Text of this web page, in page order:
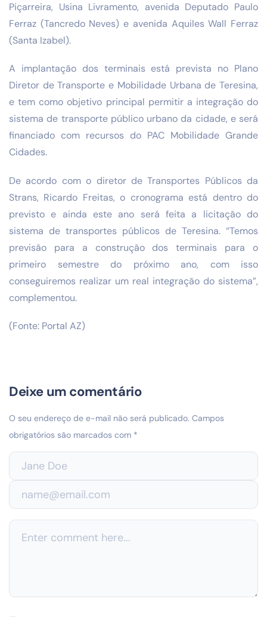
Piçarreira, Usina Livramento, avenida Deputado Paulo
Ferraz (Tancredo Neves) e avenida Aquiles Wall Ferraz
(Santa Izabel).
A implantação dos terminais está prevista no Plano
Diretor de Transporte e Mobilidade Urbana de Teresina,
e tem como objetivo principal permitir a integração do
sistema de transporte público urbano da cidade, e será
financiado com recursos do PAC Mobilidade Grande
Cidades.
De acordo com o diretor de Transportes Públicos da
Strans, Ricardo Freitas, o cronograma está dentro do
previsto e ainda este ano será feita a licitação do
sistema de transportes públicos de Teresina. “Temos
previsão para a construção dos terminais para o
primeiro semestre do próximo ano, com isso
conseguiremos realizar um real integração do sistema”,
complementou.
(Fonte: Portal AZ)
Deixe um comentário
O seu endereço de e-mail não será publicado. Campos
obrigatórios são marcados com *